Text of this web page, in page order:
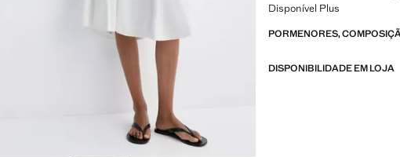
Disponível Plus
PORMENORES,
DISPONIBILIDADE EM LOJA